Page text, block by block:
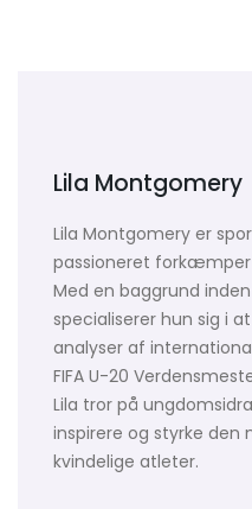
Lila Montgomery
Lila Montgomery er
passioneret
Med en baggrund
specialiserer hun sig i
analyser af
FIFA U-20
Lila tror på
inspirere og styrke
kvindelige atleter.